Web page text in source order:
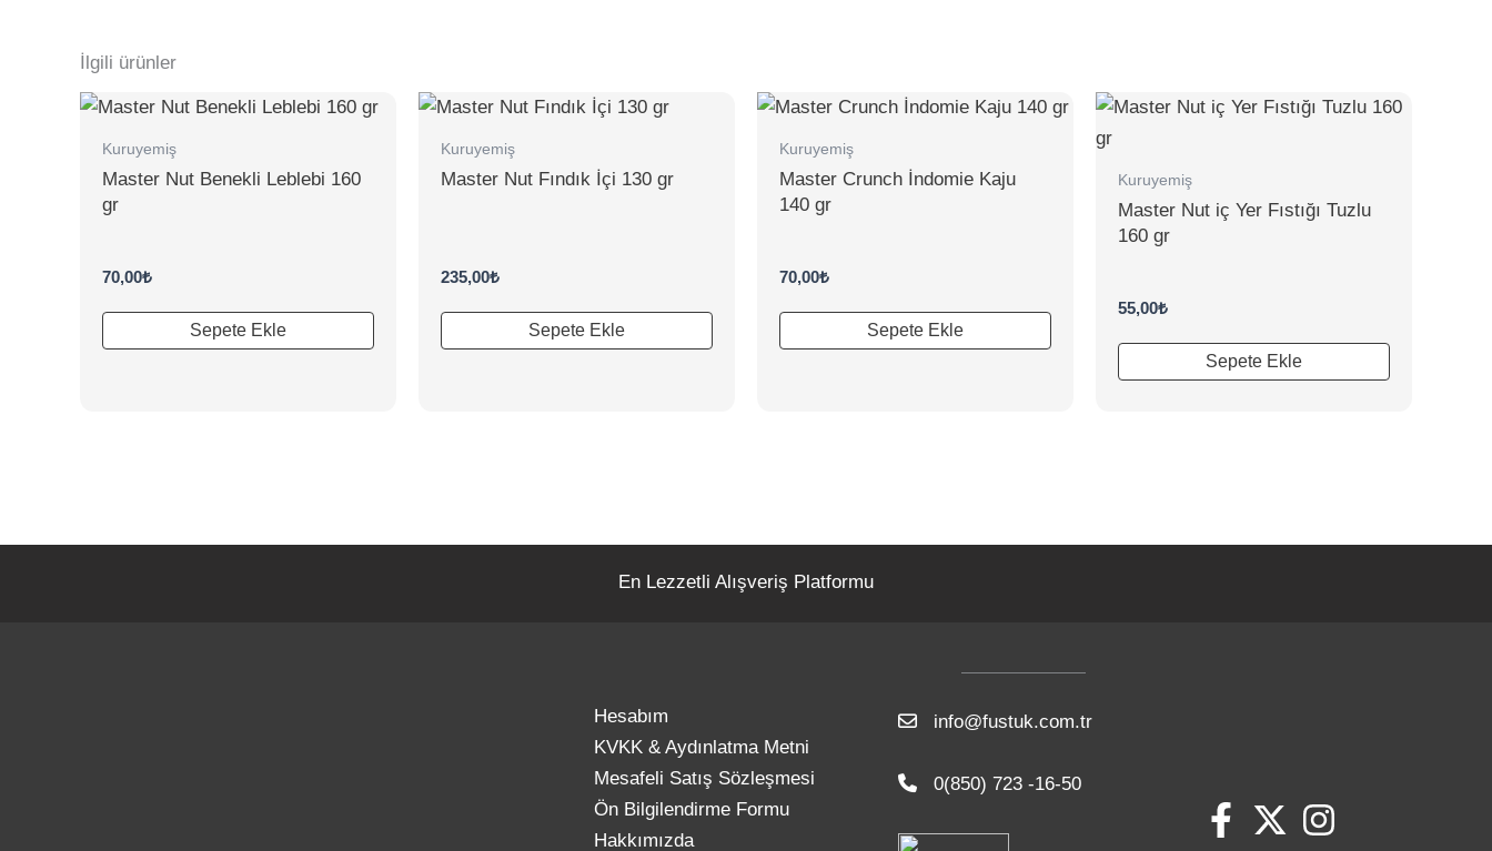
İlgili ürünler
Kuruyemiş
Master Nut Benekli Leblebi 160
gr
70,00₺
Sepete Ekle
Kuruyemiş
Master Nut Fındık İçi 130 gr
235,00₺
Sepete Ekle
Kuruyemiş
Master Crunch İndomie Kaju
140 gr
70,00₺
Sepete Ekle
Kuruyemiş
Master Nut iç Yer Fıstığı Tuzlu
160 gr
55,00₺
Sepete Ekle
En Lezzetli Alışveriş Platformu
Hesabım
KVKK & Aydınlatma Metni
Mesafeli Satış Sözleşmesi
Ön Bilgilendirme Formu
Hakkımızda
info@fustuk.com.tr
0(850) 723 -16-50